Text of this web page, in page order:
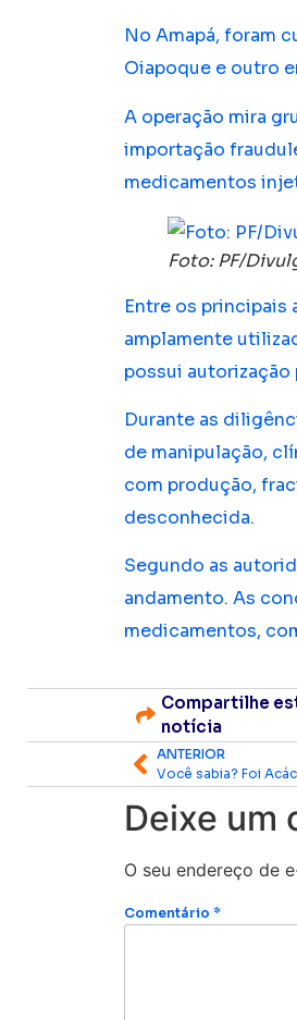
No Amapá, foram
Oiapoque e outro
A operação mira
importação
medicamentos
Foto: PF/
Entre os principais
amplamente
possui autorização
Durante as
de manipulação,
com produção,
desconhecida.
Segundo as
andamento. As
medicamentos,
Compartilhe
notícia
ANTERIOR
Deixe um
O seu endereço de
Comentário*